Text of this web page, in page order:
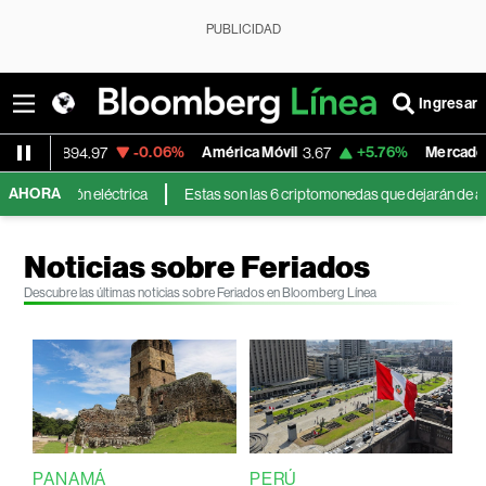
PUBLICIDAD
Ingresar
-0.06% América Móvil 3.67 +5.76% MercadoLibre 1,890.05
AHORA Estas son las 6 criptomonedas que dejarán de aparecer en
Noticias sobre Feriados
Descubre las últimas noticias sobre Feriados en Bloomberg Línea
PANAMÁ PERÚ